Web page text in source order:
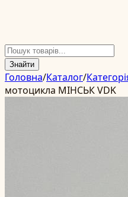
Знайти
Головна/Каталог/
мотоцикла МІНСЬК VDK